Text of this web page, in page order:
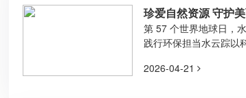
珍爱自然资源 守护
水，致敬地球母亲
第 57 个世界地球日，
践行环保担当水云踪以
2026-04-21